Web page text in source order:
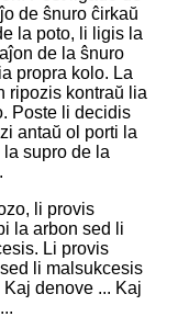
de ŝnuro ĉirkaŭ
la poto, li ligis la
de la ŝnuro
propra kolo. La
ripozis kontraŭ lia
Poste li decidis
antaŭ ol porti la
la supro de la
li provis
la arbon sed li
Li provis
li malsukcesis
denove ... Kaj